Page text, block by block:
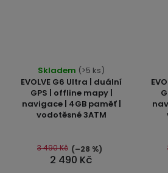
EVOLVE G6 Ultra | duální
GPS | offline mapy |
navigace | 4GB paměť |
vodotěsné 3ATM
Skladem (>5 ks)
2 490 Kč
3 490 Kč (–28 %)